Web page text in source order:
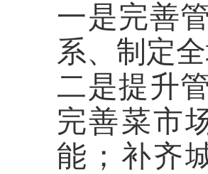
一是完善
系、制定
二是提升
完善菜市
能；补齐